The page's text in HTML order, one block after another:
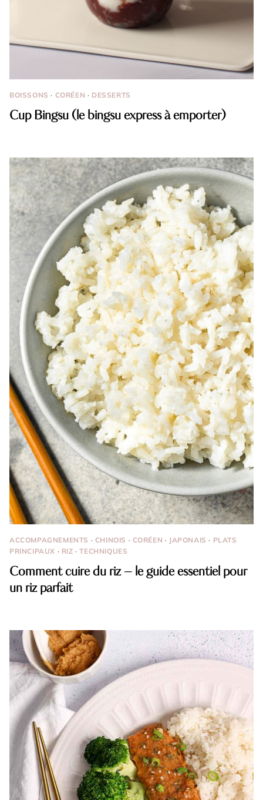
BOISSONS · CORÉEN · DESSERTS
Cup Bingsu (le bingsu express à emporter)
ACCOMPAGNEMENTS · CHINOIS · CORÉEN · JAPONAIS · PLATS
PRINCIPAUX · RIZ ·TECHNIQUES
Comment cuire du riz – le guide essentiel pour
un riz parfait